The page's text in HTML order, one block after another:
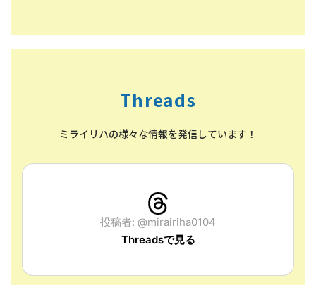
Threads
ミライリハの様々な情報を発信しています！
投稿者: @mirairiha0104
Threadsで見る